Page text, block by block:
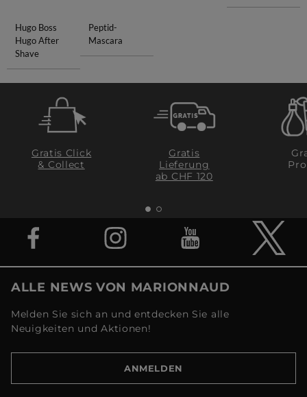
Hugo Boss
Hugo After
Shave
Peptid-
Mascara
Gratis Click
& Collect
Gratis
Lieferung
ab CHF 120
ALLE NEWS VON MARIONNAUD
Melden Sie sich an und entdecken Sie alle
Neuigkeiten und Aktionen!
ANMELDEN